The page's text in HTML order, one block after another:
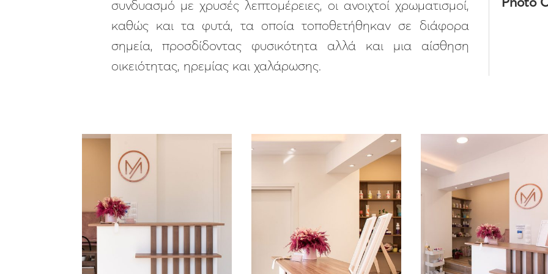
συνδυασμό με χρυσές λεπτομέρειες, οι ανοιχτοί χρωματισμοί,
καθώς και τα φυτά, τα οποία τοποθετήθηκαν σε διάφορα
σημεία, προσδίδοντας φυσικότητα αλλά και μια αίσθηση
οικειότητας, ηρεμίας και χαλάρωσης.